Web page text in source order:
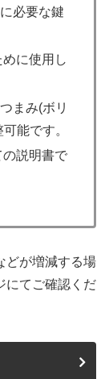
必要な鍵
に使用し
まみ(ボリ
能です。
説明書で
どが増減する場
にてご確認くだ